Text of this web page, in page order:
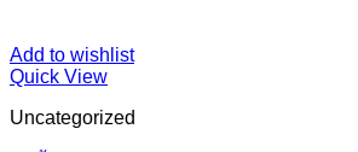
Add to wishlist
Quick View
Uncategorized